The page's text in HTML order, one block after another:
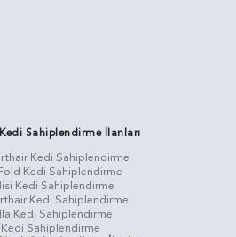
Sahiplendirme İlanları
Kedi Sahiplendirme
Kedi Sahiplendirme
Kedi Sahiplendirme
Kedi Sahiplendirme
Kedi Sahiplendirme
Sahiplendirme